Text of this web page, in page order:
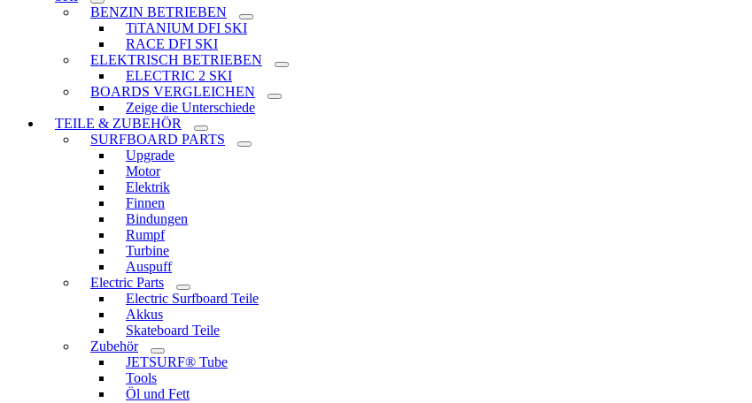
BENZIN BETRIEBEN
TiTANIUM DFI SKI
RACE DFI SKI
ELEKTRISCH BETRIEBEN
ELECTRIC 2 SKI
BOARDS VERGLEICHEN
Zeige die Unterschiede
TEILE & ZUBEHÖR
SURFBOARD PARTS
Upgrade
Motor
Elektrik
Finnen
Bindungen
Rumpf
Turbine
Auspuff
Electric Parts
Electric Surfboard Teile
Akkus
Skateboard Teile
Zubehör
JETSURF® Tube
Tools
Öl und Fett